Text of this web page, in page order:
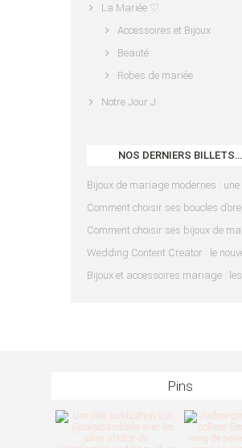
La Mariée ♡
Accessoires et Bijoux
Beauté
Robes de mariée
Notre Jour J
NOS DERNIERS BILLETS…
Pins